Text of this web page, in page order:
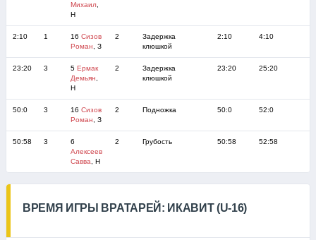
Михаил,
Н
2:10 1 16 Сизов
Роман, З
2
Задержка
клюшкой
2:10 4:10
23:20 3 5 Ермак
Демьян,
Н
2
Задержка
клюшкой
23:20 25:20
50:0 3 16 Сизов
Роман, З
2 Подножка 50:0 52:0
50:58 3
6
Алексеев
Савва, Н
2 Грубость 50:58 52:58
ВРЕМЯ ИГРЫ ВРАТАРЕЙ: ИКАВИТ (U-16)